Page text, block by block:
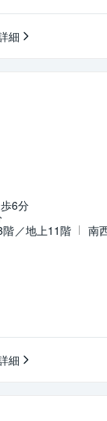
細
6分
階／地上11階 南
細